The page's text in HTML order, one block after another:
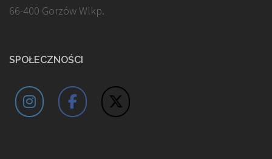
66-400 Gorzów Wlkp.
SPOŁECZNOŚCI